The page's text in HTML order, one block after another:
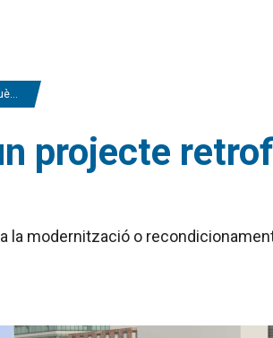
projecte
la modernització o